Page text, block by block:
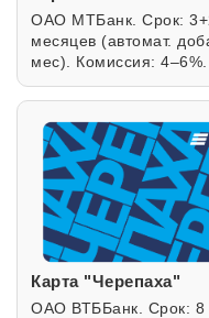
ОАО МТБанк. Срок:
месяцев (автомат.
мес). Комиссия: 4–6%.
Карта "Черепаха"
ОАО ВТББанк. Срок: 8